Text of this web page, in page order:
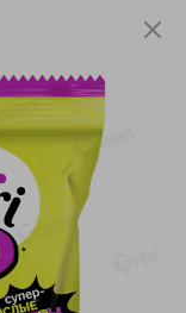
Эко премиум
известное